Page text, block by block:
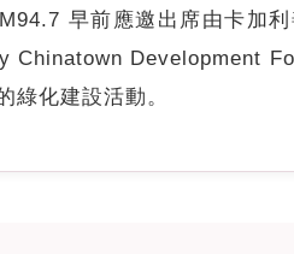
早前應邀出席由卡加
Chinatown Development
綠化建設活動。